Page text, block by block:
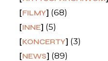
FILMY (68)
INNE (5)
KONCERTY (3)
NEWS (89)